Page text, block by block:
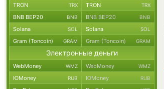
TRON TRX TRON TRX
BNB BEP20 BNB BNB BEP20 BNB
Solana SOL Solana SOL
Gram (Toncoin) GRAM Gram (Toncoin) GRAM
Электронные деньги
WebMoney WMZ WebMoney WMZ
ЮMoney RUB ЮMoney RUB